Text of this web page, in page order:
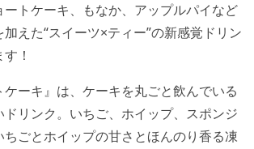
ートケーキ、もなか、アップルパイなど
えた“スイーツ×ティー”の新感覚ドリン
！
ケーキ』は、ケーキを丸ごと飲んでいる
リンク。いちご、ホイップ、スポンジ
ごとホイップの甘さとほんのり香る凍